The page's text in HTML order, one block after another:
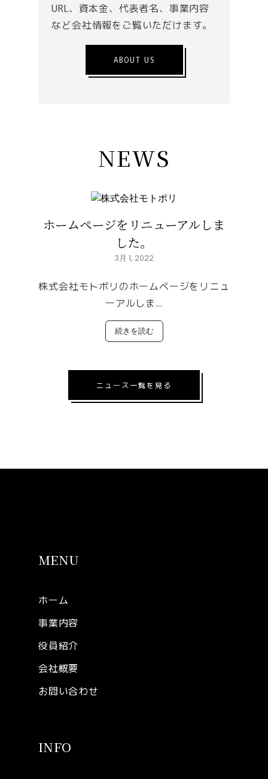
URL、資本金、代表者名、事業内容
など会社情報をご覧いただけます。
ABOUT US
NEWS
ホームページをリニューアルしま
した。
3月 1, 2022
株式会社モトポリのホームページをリニュ
ーアルしま…
続きを読む
ニュース一覧を見る
MENU
ホーム
事業内容
役員紹介
会社概要
お問い合わせ
INFO